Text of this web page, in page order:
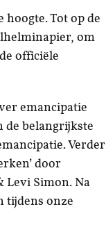
Tot op de
om
officiële
emancipatie
de belangrijkste
Verder
door
Levi Simon. Na
tijdens onze